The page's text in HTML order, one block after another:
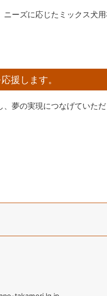
ニーズに応じたミックス犬
援します。
夢の実現につなげていた